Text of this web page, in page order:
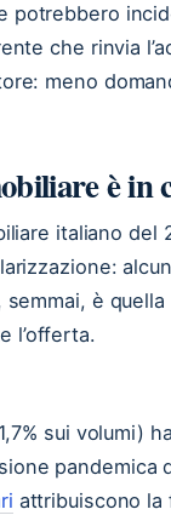
potrebbero
che rinvia
meno
è in
italiano del
è
l’offerta.
sui volumi)
pandemica
attribuiscono